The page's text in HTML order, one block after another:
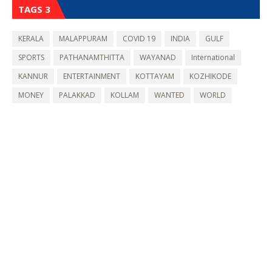
TAGS 3
KERALA MALAPPURAM COVID 19 INDIA
GULF
SPORTS
PATHANAMTHITTA WAYANAD
International
KANNUR
ENTERTAINMENT KOTTAYAM
KOZHIKODE
MONEY
PALAKKAD KOLLAM WANTED WORLD